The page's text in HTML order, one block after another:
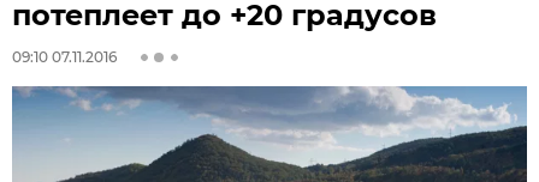
потеплеет до +20 градусов
09:10 07.11.2016